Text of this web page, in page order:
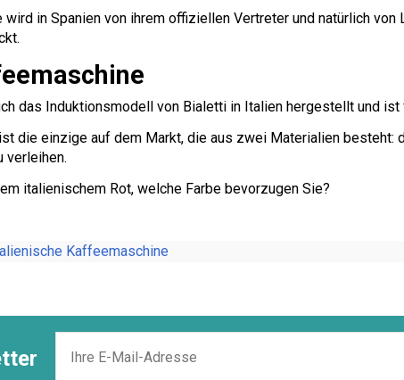
in Spanien von ihrem offiziellen Vertreter und natürlich
das Induktionsmodell von Bialetti in Italien hergestellt und
die einzige auf dem Markt, die aus zwei Materialien besteht:
verleihen.
italienischem Rot, welche Farbe bevorzugen Sie?
Kaffeemaschine